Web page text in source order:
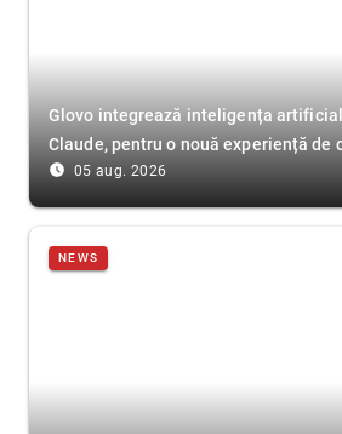
Glovo integrează inteligența
Claude, pentru o nouă experiență de
access_time_filled 05 aug. 2026
NEWS